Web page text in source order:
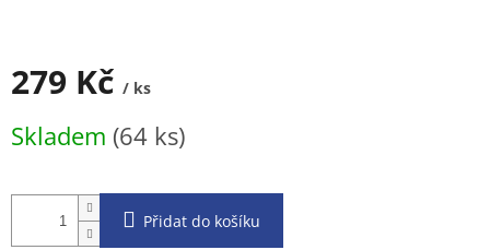
279 Kč / ks
cena:
Skladem (64 ks)
Přidat do košíku